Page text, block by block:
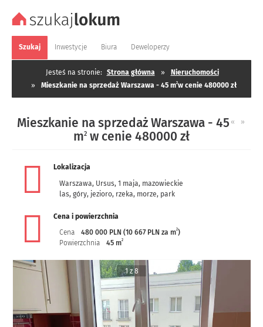
Szukaj Inwestycje Biura Deweloperzy
Jesteś na stronie: Strona główna »
Nieruchomości
»
Mieszkanie na sprzedaż Warszawa - 45 m2w cenie 480000 zł
« »
Mieszkanie na sprzedaż Warszawa - 45
m2 w cenie 480000 zł
Lokalizacja
Warszawa, Ursus, 1 maja, mazowieckie
las, góry, jezioro, rzeka, morze, park
Cena i powierzchnia
Cena
480 000 PLN (10 667 PLN za m2)
Powierzchnia
45 m2
1 z 8